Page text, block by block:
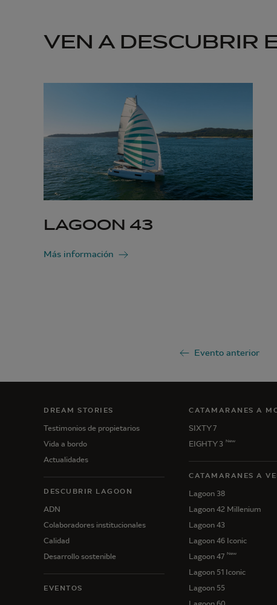
VEN A DESCUBRIR
LAGOON 43
Más información
Evento anterior
DREAM STORIES
Testimonios de propietarios
Vida a bordo
Actualidades
DESCUBRIR LAGOON
ADN
Colaboradores institucionales
Calidad
Desarrollo sostenible
EVENTOS
CATAMARANES A
SIXTY 7
EIGHTY 3 New
CATAMARANES A
Lagoon 38
Lagoon 42 Millenium
Lagoon 43
Lagoon 46 Iconic
Lagoon 47 New
Lagoon 51 Iconic
Lagoon 55